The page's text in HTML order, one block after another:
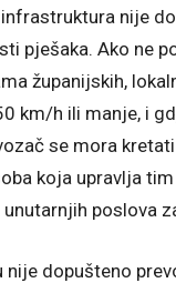
nije
pješaka. Ako ne
županijskih,
km/h ili manje, i
se mora
koja upravlja
poslova
nije dopušteno